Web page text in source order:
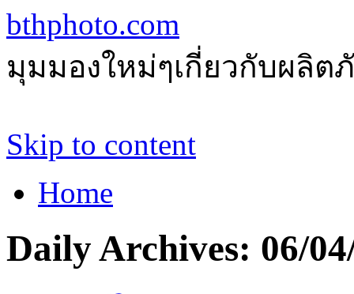
bthphoto.com
มุมมองใหม่ๆเกี่ยวกับผลิ
Skip to content
Home
Daily Archives: 06/